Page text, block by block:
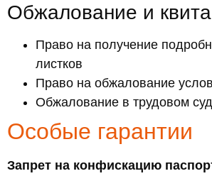
Обжалование и
Право на получение
листков
Право на обжалование
Обжалование в трудовом
Особые гарантии
Запрет на конфискацию